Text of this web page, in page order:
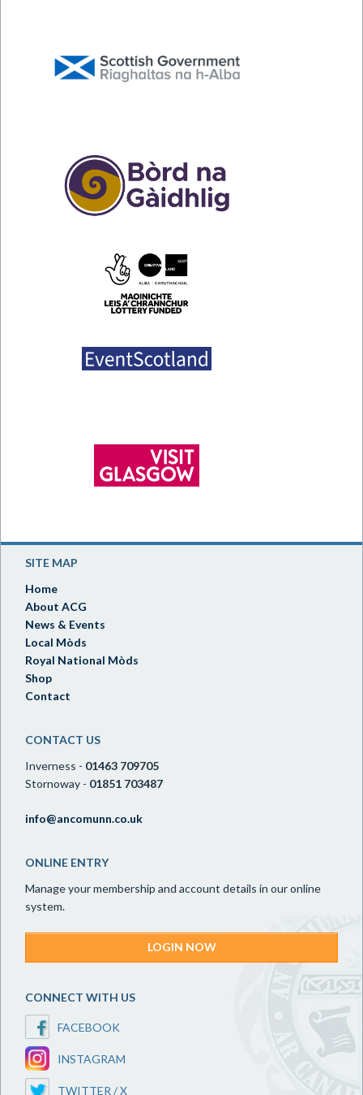
SITE MAP
Home
About ACG
News & Events
Local Mòds
Royal National Mòds
Shop
Contact
CONTACT US
Inverness - 01463 709705
Stornoway - 01851 703487
info@ancomunn.co.uk
ONLINE ENTRY
Manage your membership and account details in our online
system.
LOGIN NOW
CONNECT WITH US
FACEBOOK
INSTAGRAM
TWITTER / X